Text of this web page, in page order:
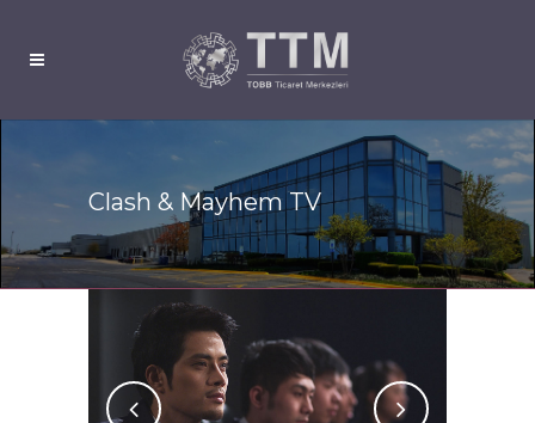
Clash & Mayhem TV